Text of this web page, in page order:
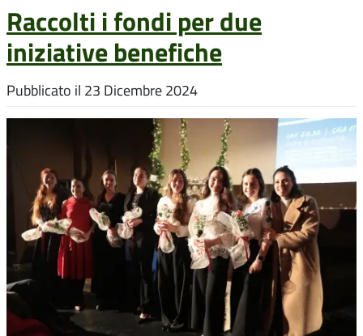
Raccolti i fondi per due
iniziative benefiche
Pubblicato il 23 Dicembre 2024